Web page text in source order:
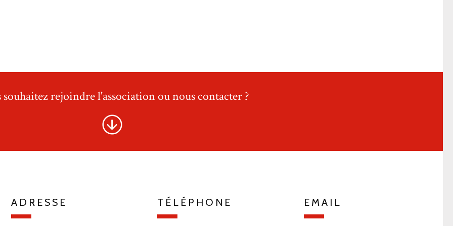
souhaitez rejoindre l'association ou nous contacter ?
ADRESSE TÉLÉPHONE EMAIL